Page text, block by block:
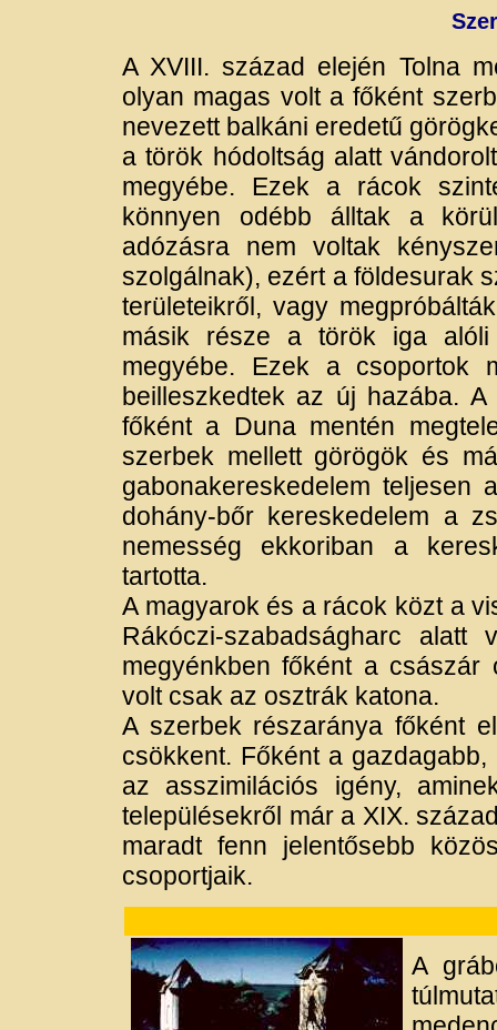
A XVIII. század elején Tolna
olyan magas volt a főként
nevezett balkáni eredetű
a török hódoltság alatt
megyébe. Ezek a rácok
könnyen odébb álltak a
adózásra nem voltak
szolgálnak), ezért a földesurak
területeikről, vagy
másik része a török iga alóli
megyébe. Ezek a csoportok
beilleszkedtek az új hazába.
főként a Duna mentén
szerbek mellett görögök és
gabonakereskedelem teljesen
dohány-bőr kereskedelem a
nemesség ekkoriban a
tartotta.
A magyarok és a rácok közt a
Rákóczi-szabadságharc
megyénkben főként a
volt csak az osztrák katona.
A szerbek részaránya főként
csökkent. Főként a
az asszimilációs igény,
településekről már a XIX.
maradt fenn jelentősebb
csoportjaik.
A